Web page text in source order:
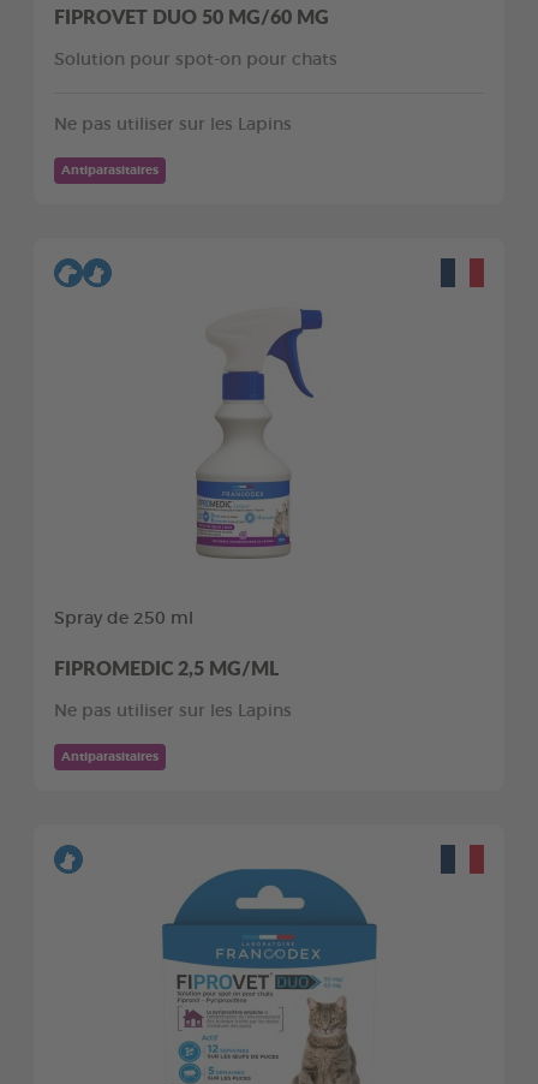
FIPROVET DUO 50 MG/60 MG
Solution pour spot-on pour chats
Ne pas utiliser sur les Lapins
Antiparasitaires
Spray de 250 ml
FIPROMEDIC 2,5 MG/ML
Ne pas utiliser sur les Lapins
Antiparasitaires